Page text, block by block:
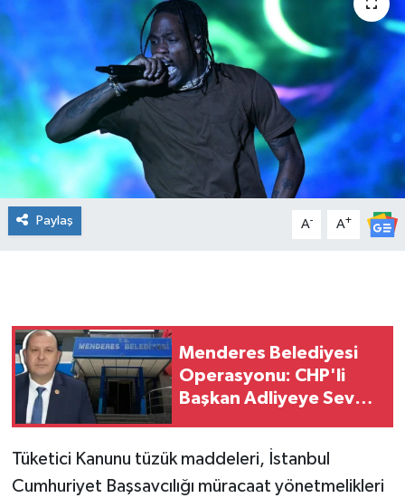
Paylaş A- A+
Menderes Belediyesi
Operasyonu: CHP'li
Başkan Adliyeye Sevk
Tüketici Kanunu tüzük maddeleri, İstanbul
Cumhuriyet Başsavcılığı müracaat yönetmelikleri